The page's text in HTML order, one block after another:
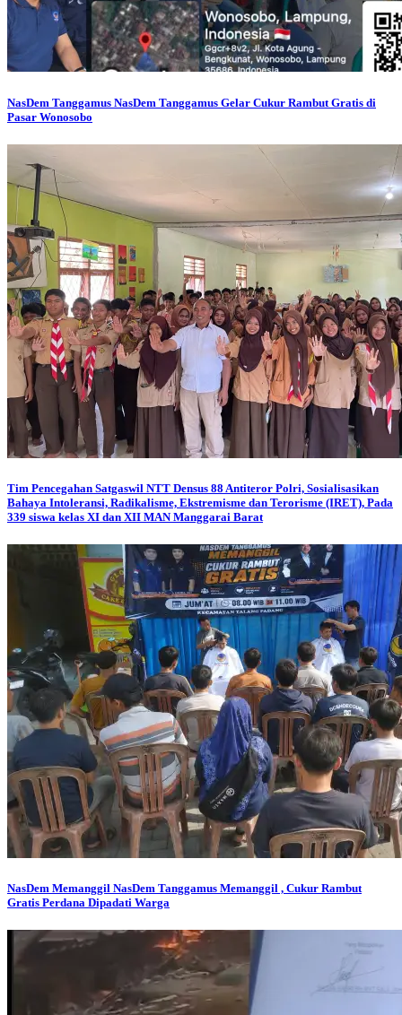
NasDem Tanggamus NasDem Tanggamus Gelar Cukur Rambut Gratis di
Pasar Wonosobo
Tim Pencegahan Satgaswil NTT Densus 88 Antiteror Polri, Sosialisasikan
Bahaya Intoleransi, Radikalisme, Ekstremisme dan Terorisme (IRET), Pada
339 siswa kelas XI dan XII MAN Manggarai Barat
NasDem Memanggil NasDem Tanggamus Memanggil , Cukur Rambut
Gratis Perdana Dipadati Warga